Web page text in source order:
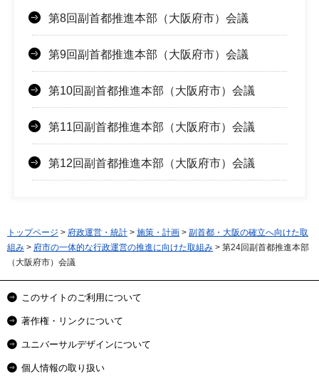
第8回副首都推進本部（大阪府市）会議
第9回副首都推進本部（大阪府市）会議
第10回副首都推進本部（大阪府市）会議
第11回副首都推進本部（大阪府市）会議
第12回副首都推進本部（大阪府市）会議
トップページ > 府政運営・統計 > 施策・計画 > 副首都・大阪の確立へ向けた取
組み > 府市の一体的な行政運営の推進に向けた取組み > 第24回副首都推進本部
（大阪府市）会議
このサイトのご利用について
著作権・リンクについて
ユニバーサルデザインについて
個人情報の取り扱い